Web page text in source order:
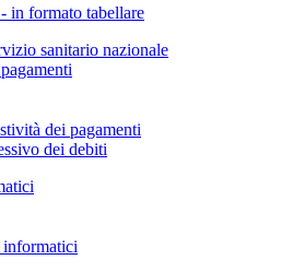
in formato tabellare
sanitario nazionale
dei pagamenti
dei debiti